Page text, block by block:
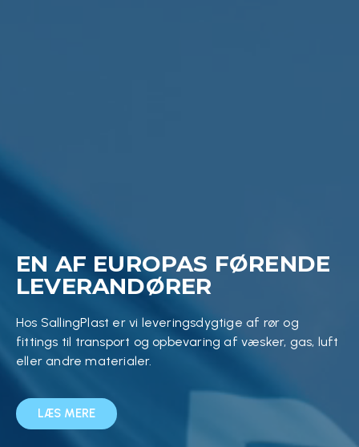
EN AF EUROPAS FØRENDE
LEVERANDØRER
Hos SallingPlast er vi leveringsdygtige af rør og
fittings til transport og opbevaring af væsker, gas, luft
eller andre materialer.
LÆS MERE